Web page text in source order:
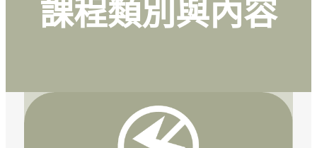
課程類別與內容